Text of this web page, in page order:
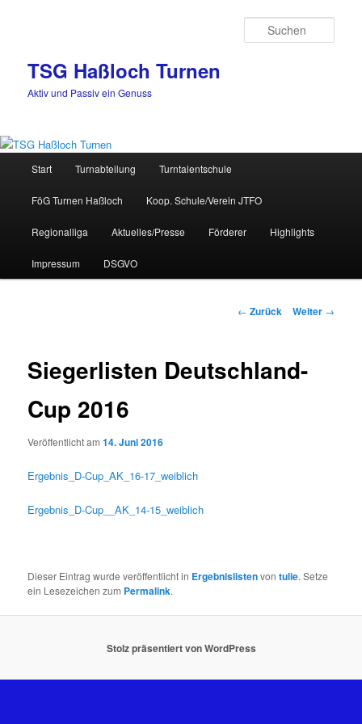
TSG Haßloch Turnen
Aktiv und Passiv ein Genuss
Start Turnabteilung Turntalentschule
FöG Turnen Haßloch Koop. Schule/Verein JTFO
Regionalliga Aktuelles/Presse Förderer Highlights
Impressum DSGVO
Beitrags-
← Zurück Weiter →
Siegerlisten Deutschland-
Cup 2016
Veröffentlicht am14. Juni 2016
Ergebnis_D-Cup_AK_16-17_weiblich
Ergebnis_D-Cup__AK_14-15_weiblich
Dieser Eintrag wurde veröffentlicht in Ergebnislistenvontulie. Setze
ein Lesezeichen zum Permalink.
Stolz präsentiert von WordPress